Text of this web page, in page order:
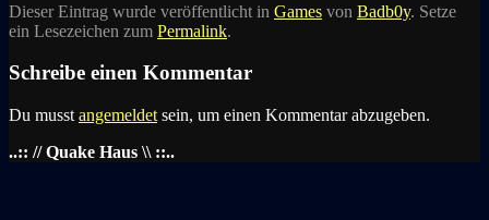
Dieser Eintrag wurde veröffentlicht in Games von Badb0y. Setze
ein Lesezeichen zum Permalink.
Schreibe einen Kommentar
Du musst angemeldet sein, um einen Kommentar abzugeben.
..:: // Quake Haus \\ ::..